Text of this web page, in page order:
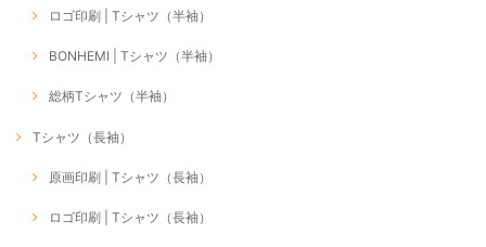
ロゴ印刷 | Tシャツ（半袖）
BONHEMI | Tシャツ（半袖）
総柄Tシャツ（半袖）
Tシャツ（長袖）
原画印刷 | Tシャツ（長袖）
ロゴ印刷 | Tシャツ（長袖）